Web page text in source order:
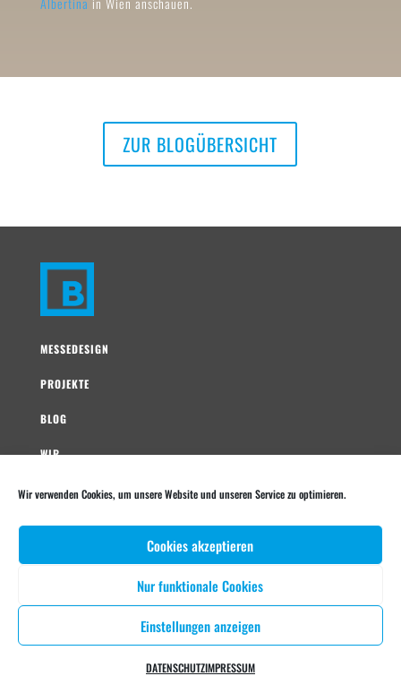
Wir verwenden Cookies, um unsere Website und unseren Service zu optimieren.
Cookies akzeptieren
Nur funktionale Cookies
Einstellungen anzeigen
DATENSCHUTZIMPRESSUM
ZUR BLOGÜBERSICHT
MESSEDESIGN
PROJEKTE
BLOG
WIR
KONTAKT
IMPRESSUM
MELDEN SIE SICH ZUM NEWSLETTER AN!
ANMELDUNG